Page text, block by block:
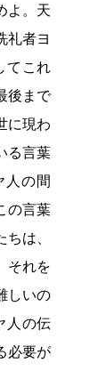
よ。天
礼者ヨ
てこれ
後まで
に現わ
る言葉
人の間
の言葉
は、
それを
しいの
人の伝
必要が